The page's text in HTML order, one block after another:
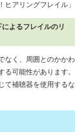
ヒアリングフレイル」
よるフレイルのリ
なく、周囲とのかかわ
る可能性があります。
て補聴器を使用するな